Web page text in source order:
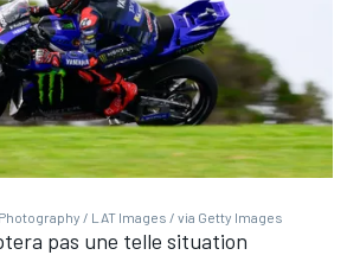
/ LAT Images / via Getty Images
pas une telle situation